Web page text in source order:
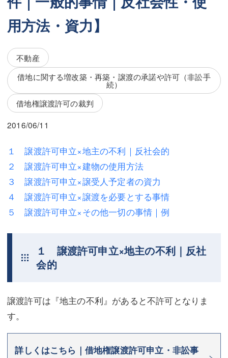
桶川 聡
吉元 優仁
弁護士費用
不動産
相続・遺言
離婚（夫婦間トラブル）
企業法務
労働問題（解雇，残業等）
交通事故
商業登記
債務整理
桶川 聡
吉元 優仁
弁護士費用
不動産
相続・遺言
離婚（夫婦間トラブル）
企業法務
労働問題（解雇，残業等）
刑事弁護
不動産登記
調査・書面作成
マスコミ取材・実績
用方法・資力】
不動産
借地に関する増改築・再築・譲渡の承諾や許可（非訟手
続）
借地権譲渡許可の裁判
2016/06/11
１ 譲渡許可申立×地主の不利｜反社会的
２ 譲渡許可申立×建物の使用方法
３ 譲渡許可申立×譲受人予定者の資力
４ 譲渡許可申立×譲渡を必要とする事情
５ 譲渡許可申立×その他一切の事情｜例
１ 譲渡許可申立×地主の不利｜反社
会的
譲渡許可は『地主の不利』があると不許可となりま
す。
詳しくはこちら｜借地権譲渡許可申立・非訟事